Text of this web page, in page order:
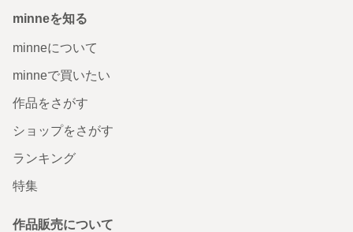
minneを知る
minneについて
minneで買いたい
作品をさがす
ショップをさがす
ランキング
特集
作品販売について